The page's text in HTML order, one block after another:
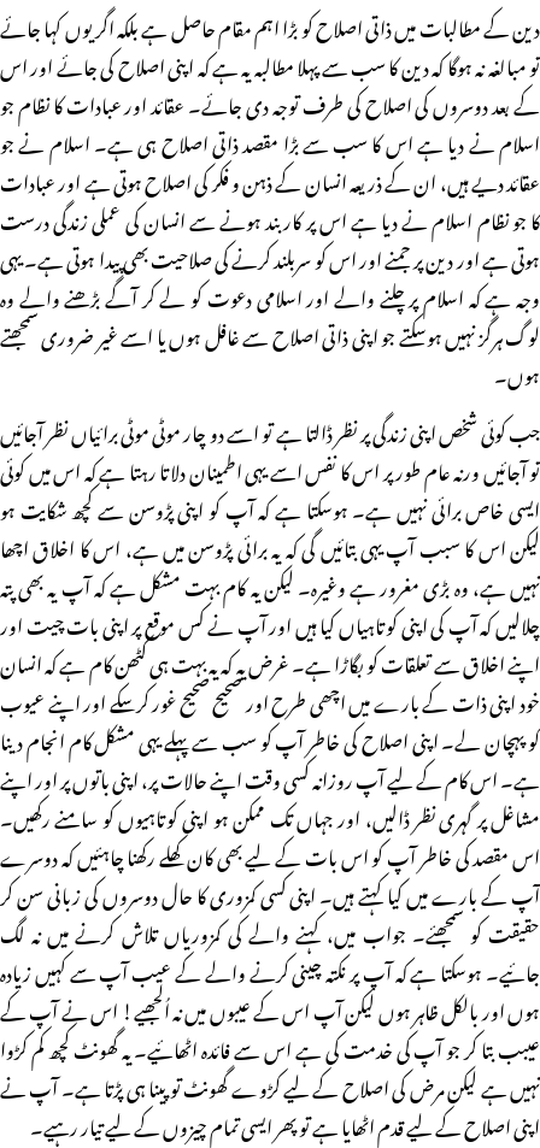
دین کے مطالبات میں ذاتی اصلاح کو بڑا اہم مقام حاصل ہے بلکہ اگر یوں کہا جائے
تو مبالغہ نہ ہوگا کہ دین کا سب سے پہلا مطالبہ یہ ہے کہ اپنی اصلاح کی جائے اور اس
کے بعد دوسروں کی اصلاح کی طرف توجہ دی جائے۔ عقائد اور عبادات کا نظام جو
اسلام نے دیا ہے اس کا سب سے بڑا مقصد ذاتی اصلاح ہی ہے۔ اسلام نے جو
عقائد دیے ہیں، ان کے ذریعہ انسان کے ذہن و فکر کی اصلاح ہوتی ہے اور عبادات
کا جو نظام اسلام نے دیا ہے اس پر کاربند ہونے سے انسان کی عملی زندگی درست
ہوتی ہے اور دین پر جمنے اور اس کو سربلند کرنے کی صلاحیت بھی پیدا ہوتی ہے۔ یہی
وجہ ہے کہ اسلام پر چلنے والے اور اسلامی دعوت کو لے کر آگے بڑھنے والے وہ
لوگ ہرگز نہیں ہوسکتے جو اپنی ذاتی اصلاح سے غافل ہوں یا اسے غیر ضروری سمجھتے
ہوں۔
جب کوئی شخص اپنی زندگی پر نظر ڈالتا ہے تو اسے دو چار موٹی موٹی برائیاں نظر آجائیں
تو آجائیں ورنہ عام طور پر اس کا نفس اسے یہی اطمینان دلاتا رہتا ہے کہ اس میں کوئی
ایسی خاص برائی نہیں ہے۔ ہوسکتا ہے کہ آپ کو اپنی پڑوسن سے کچھ شکایت ہو
لیکن اس کا سبب آپ یہی بتائیں گی کہ یہ برائی پڑوسن میں ہے، اس کا اخلاق اچھا
نہیں ہے، وہ بڑی مغرور ہے وغیرہ۔ لیکن یہ کام بہت مشکل ہے کہ آپ یہ بھی پتہ
چلالیں کہ آپ کی اپنی کوتاہیاں کیا ہیں اور آپ نے کس موقع پر اپنی بات چیت اور
اپنے اخلاق سے تعلقات کو بگاڑا ہے۔ غرض یہ کہ یہ بہت ہی کٹھن کام ہے کہ انسان
خود اپنی ذات کے بارے میں اچھی طرح اور صحیح صحیح غور کرسکے اور اپنے عیوب
کو پہچان لے۔ اپنی اصلاح کی خاطر آپ کو سب سے پہلے یہی مشکل کام انجام دینا
ہے۔ اس کام کے لیے آپ روزانہ کسی وقت اپنے حالات پر، اپنی باتوں پر اور اپنے
مشاغل پر گہری نظر ڈالیں، اور جہاں تک ممکن ہو اپنی کوتاہیوں کو سامنے رکھیں۔
اس مقصد کی خاطر آپ کو اس بات کے لیے بھی کان کھلے رکھنا چاہئیں کہ دوسرے
آپ کے بارے میں کیا کہتے ہیں۔ اپنی کسی کمزوری کا حال دوسروں کی زبانی سن کر
حقیقت کو سمجھئے۔ جواب میں، کہنے والے کی کمزوریاں تلاش کرنے میں نہ لگ
جائیے۔ ہوسکتا ہے کہ آپ پر نکتہ چینی کرنے والے کے عیب آپ سے کہیں زیادہ
ہوں اور بالکل ظاہر ہوں لیکن آپ اس کے عیبوں میں نہ اُلجھیے! اس نے آپ کے
عیبب بتا کر جو آپ کی خدمت کی ہے اس سے فائدہ اٹھائیے۔ یہ گھونٹ کچھ کم کڑوا
نہیں ہے لیکن مرض کی اصلاح کے لیے کڑوے گھونٹ تو پینا ہی پڑتا ہے۔ آپ نے
اپنی اصلاح کے لیے قدم اٹھایا ہے تو پھر ایسی تمام چیزوں کے لیے تیار رہیے۔